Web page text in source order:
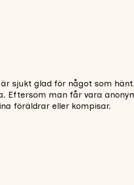
sjukt glad för något som
Eftersom man får vara
föräldrar eller kompisar.